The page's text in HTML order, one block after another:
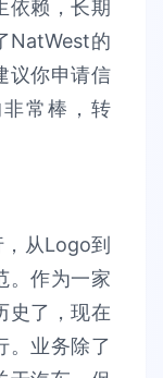
依赖，长期
NatWest的
议你申请信
常棒，转
从Logo到
。作为一家
史了，现在
。业务除了